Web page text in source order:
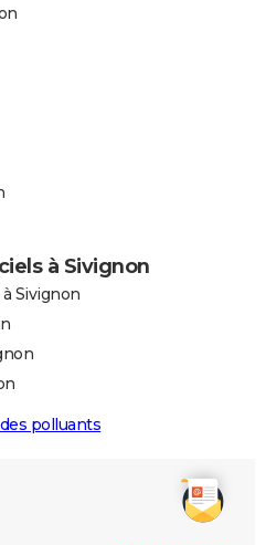
à Sivignon
Sivignon
polluants